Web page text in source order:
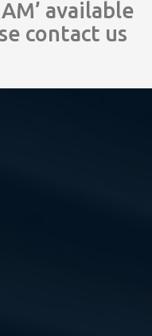
available
contact us